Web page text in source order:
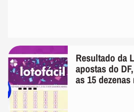
Resultado da
apostas do
as 15